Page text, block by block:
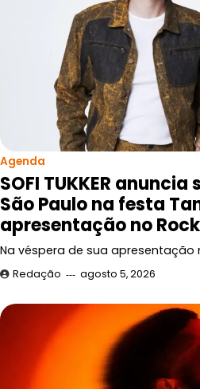
Agenda
SOFI TUKKER
São Paulo na festa
apresentação no
Na véspera de sua apresentação
Redação agosto 5, 2026